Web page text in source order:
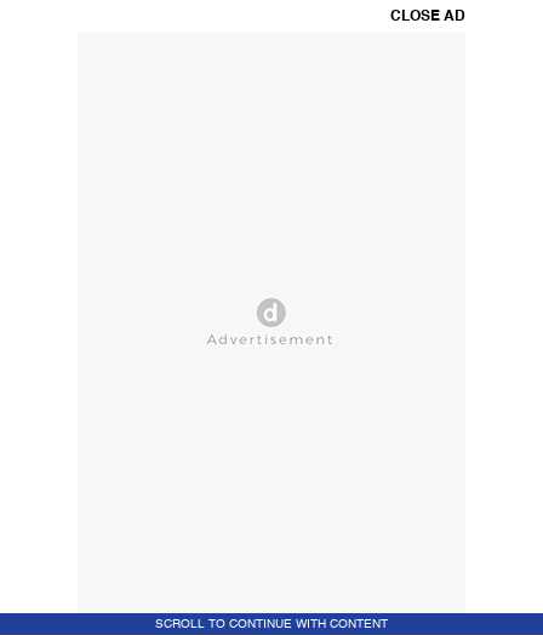
CLOSE AD
SCROLL TO CONTINUE WITH CONTENT